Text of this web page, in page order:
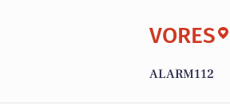
VORES
ALARM112